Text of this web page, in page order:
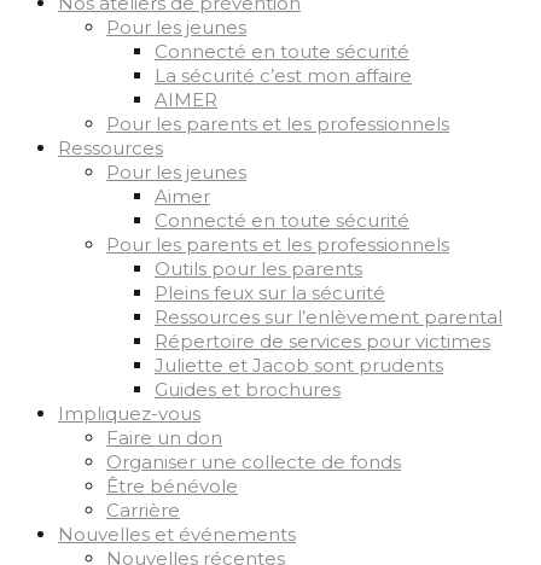
Pour les jeunes
Connecté en toute sécurité
La sécurité c’est mon affaire
AIMER
Pour les parents et les professionnels
Ressources
Pour les jeunes
Aimer
Connecté en toute sécurité
Pour les parents et les professionnels
Outils pour les parents
Pleins feux sur la sécurité
Ressources sur l’enlèvement parental
Répertoire de services pour victimes
Juliette et Jacob sont prudents
Guides et brochures
Impliquez-vous
Faire un don
Organiser une collecte de fonds
Être bénévole
Carrière
Nouvelles et événements
Nouvelles récentes